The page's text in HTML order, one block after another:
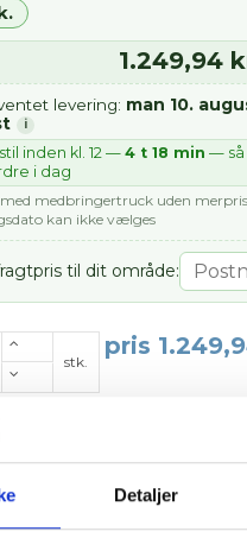
Detaljer
1.249,94
levering: man 10.
i
inden kl. 12 — 4 t 18 min — så
i dag
med medbringertruck uden merpris
kan ikke vælges
til dit område:
stk.
pris
Læg i kurv
palle